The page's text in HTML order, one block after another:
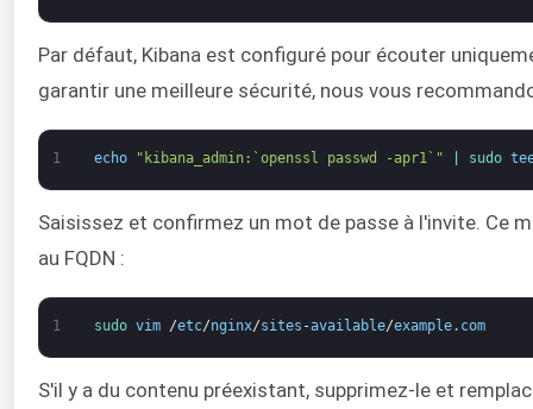
Par défaut, Kibana est configuré pour écouter
garantir une meilleure sécurité, nous vous
1 echo "kibana_admin:`openssl passwd -apr1`" sudo
Saisissez et confirmez un mot de passe à l'invite. Ce
au FQDN :
1 sudo vim /etc/nginx/sites -available/example. com
S'il y a du contenu préexistant, supprimez-le et